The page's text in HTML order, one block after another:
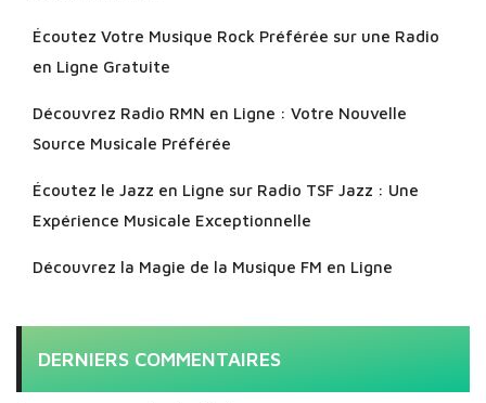
Écoutez Votre Musique Rock Préférée sur une Radio
en Ligne Gratuite
Découvrez Radio RMN en Ligne : Votre Nouvelle
Source Musicale Préférée
Écoutez le Jazz en Ligne sur Radio TSF Jazz : Une
Expérience Musicale Exceptionnelle
Découvrez la Magie de la Musique FM en Ligne
DERNIERS COMMENTAIRES